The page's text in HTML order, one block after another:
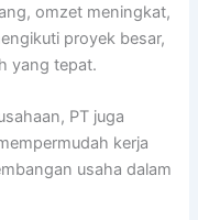
omzet meningkat,
proyek besar,
yang tepat.
PT juga
kerja
usaha dalam